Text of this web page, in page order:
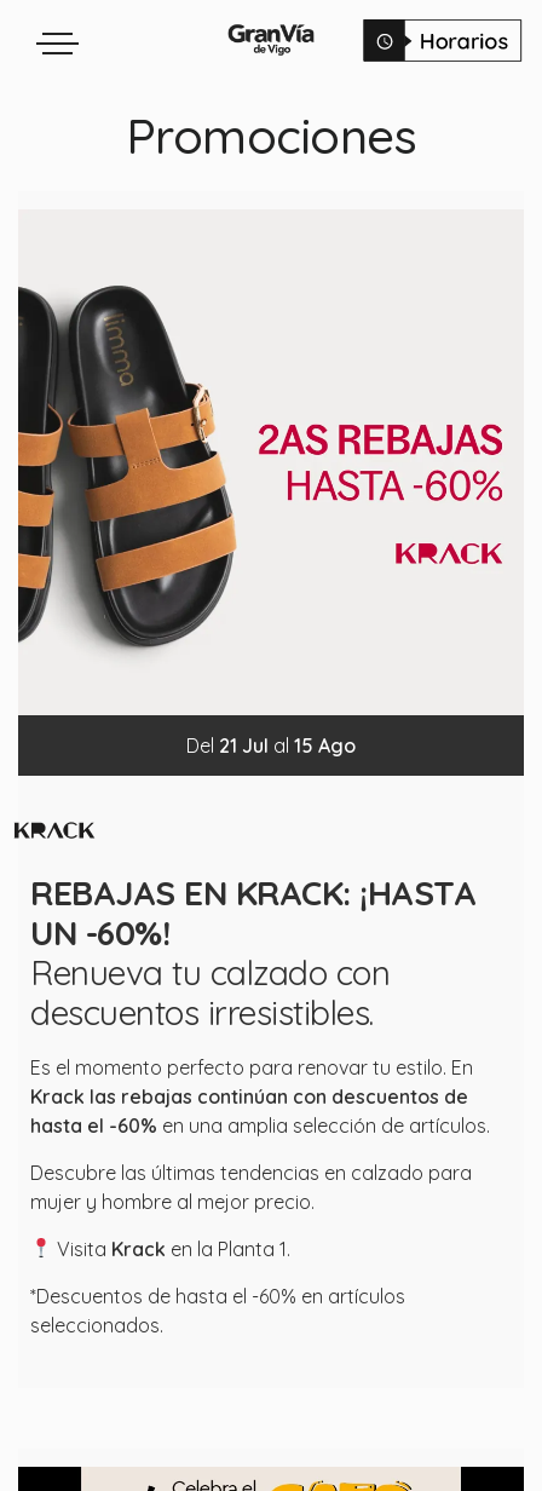
Promociones
Del 21 Jul al 15 Ago
REBAJAS EN KRACK: ¡HASTA
UN -60%!
Renueva tu calzado con
descuentos irresistibles.
Es el momento perfecto para renovar tu estilo. En
Krack las rebajas continúan con descuentos de
hasta el -60% en una amplia selección de artículos.
Descubre las últimas tendencias en calzado para
mujer y hombre al mejor precio.
Visita Krack en la Planta 1.
*Descuentos de hasta el -60% en artículos
seleccionados.